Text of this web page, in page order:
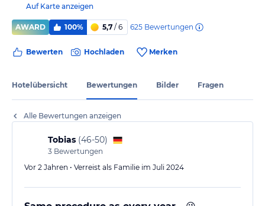
Auf Karte anzeigen
AWARD 100% 5,7 / 6 625 Bewertungen
Bewerten Hochladen Merken
Hotelübersicht Bewertungen Bilder Fragen
Alle Bewertungen anzeigen
Tobias (46-50)
3 Bewertungen
Vor 2 Jahren • Verreist als Familie im Juli 2024